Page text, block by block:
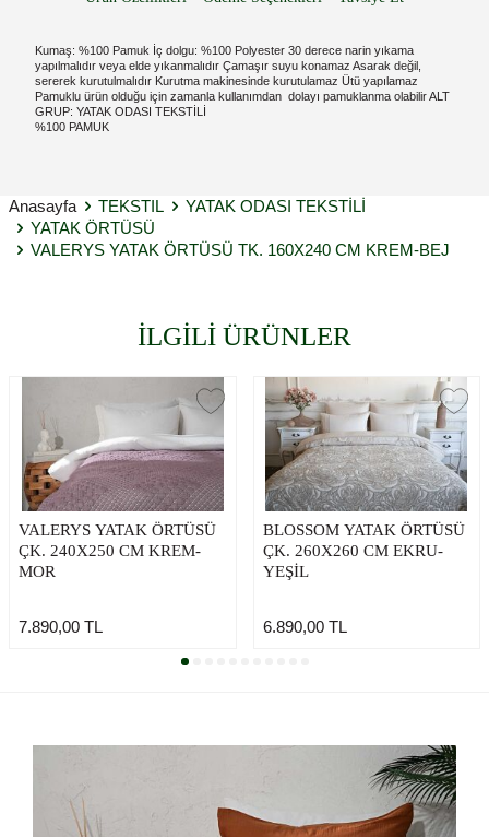
Kumaş: %100 Pamuk İç dolgu: %100 Polyester 30 derece narin yıkama
yapılmalıdır veya elde yıkanmalıdır Çamaşır suyu konamaz Asarak değil,
sererek kurutulmalıdır Kurutma makinesinde kurutulamaz Ütü yapılamaz
Pamuklu ürün olduğu için zamanla kullanımdan dolayı pamuklanma olabilir ALT
GRUP: YATAK ODASI TEKSTİLİ
%100 PAMUK
Anasayfa TEKSTIL
YATAK ODASI TEKSTİLİ
YATAK ÖRTÜSÜ
VALERYS YATAK ÖRTÜSÜ TK. 160X240 CM KREM-BEJ
İLGİLİ ÜRÜNLER
VALERYS YATAK ÖRTÜSÜ
ÇK. 240X250 CM KREM-
MOR
7.890,00 TL
BLOSSOM YATAK ÖRTÜSÜ
ÇK. 260X260 CM EKRU-
YEŞİL
6.890,00TL